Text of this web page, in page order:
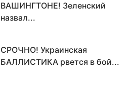
ВАШИНГТОНЕ! Зеленский
назвал...
СРОЧНО! Украинская
БАЛЛИСТИКА рвется в бой...